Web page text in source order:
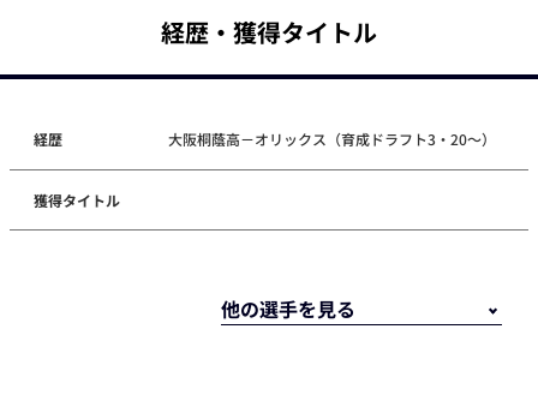
経歴・獲得タイトル
経歴 大阪桐蔭高－オリックス（育成ドラフト3・20～）
獲得タイトル